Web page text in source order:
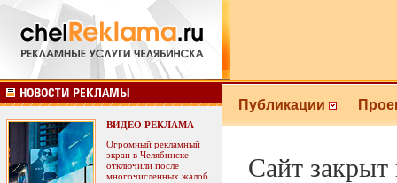
ВИДЕО РЕКЛАМА
Огромный рекламный
экран в Челябинске
отключили после
многочисленных жалоб
Публикации
Сайт